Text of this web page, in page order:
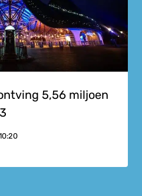
5,56 miljoen